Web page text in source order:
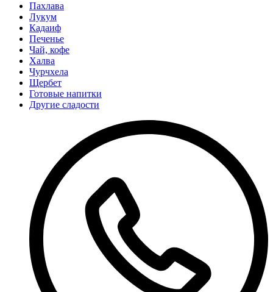
Пахлава
Лукум
Кадаиф
Печенье
Чай, кофе
Халва
Чурчхела
Щербет
Готовые напитки
Другие сладости